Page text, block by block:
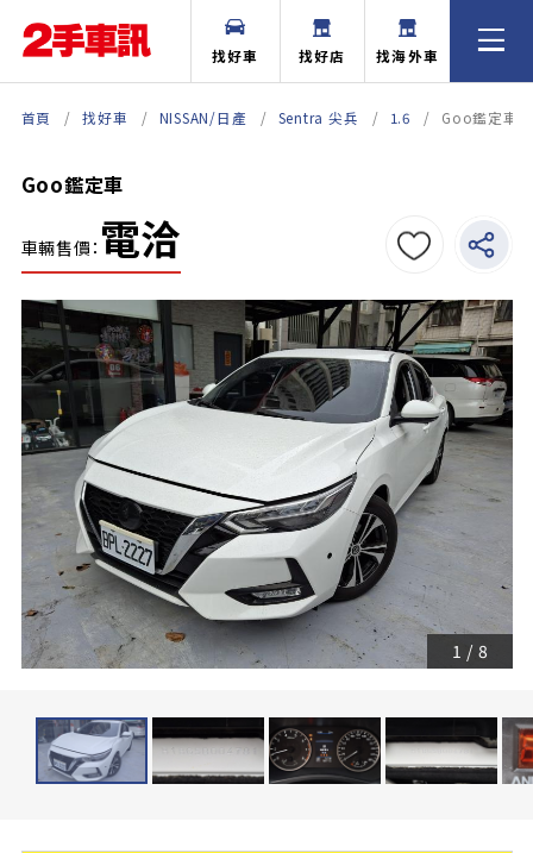
找好車 找好店 找海外車
首頁 找好車 NISSAN/日產 Sentra 尖兵 1.6 Goo鑑定車
Goo鑑定車
車輛售價： 電洽
1 / 8